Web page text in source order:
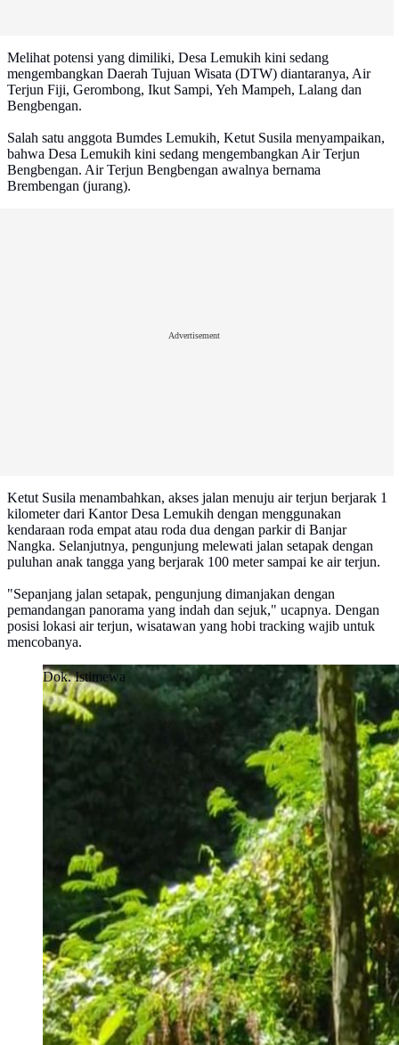
Melihat potensi yang dimiliki, Desa Lemukih kini sedang
mengembangkan Daerah Tujuan Wisata (DTW) diantaranya, Air
Terjun Fiji, Gerombong, Ikut Sampi, Yeh Mampeh, Lalang dan
Bengbengan.
Salah satu anggota Bumdes Lemukih, Ketut Susila menyampaikan,
bahwa Desa Lemukih kini sedang mengembangkan Air Terjun
Bengbengan. Air Terjun Bengbengan awalnya bernama
Brembengan (jurang).
Advertisement
Ketut Susila menambahkan, akses jalan menuju air terjun berjarak 1
kilometer dari Kantor Desa Lemukih dengan menggunakan
kendaraan roda empat atau roda dua dengan parkir di Banjar
Nangka. Selanjutnya, pengunjung melewati jalan setapak dengan
puluhan anak tangga yang berjarak 100 meter sampai ke air terjun.
"Sepanjang jalan setapak, pengunjung dimanjakan dengan
pemandangan panorama yang indah dan sejuk," ucapnya. Dengan
posisi lokasi air terjun, wisatawan yang hobi tracking wajib untuk
mencobanya.
Dok. Istimewa